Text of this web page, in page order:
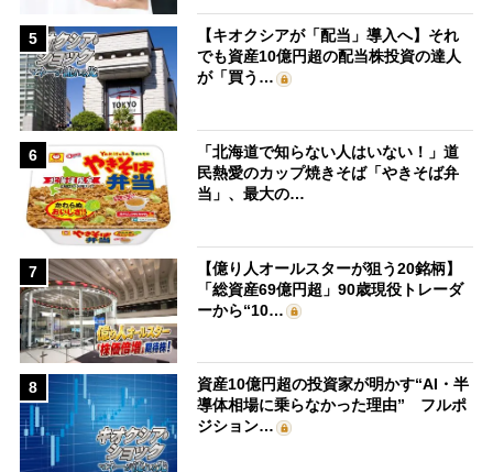
5
【キオクシアが「配当」導入へ】それ
でも資産10億円超の配当株投資の達人
が「買う…
6
「北海道で知らない人はいない！」道
民熱愛のカップ焼きそば「やきそば弁
当」、最大の…
7
【億り人オールスターが狙う20銘柄】
「総資産69億円超」90歳現役トレーダ
ーから“10…
8
資産10億円超の投資家が明かす“AI・半
導体相場に乗らなかった理由” フルポ
ジション…